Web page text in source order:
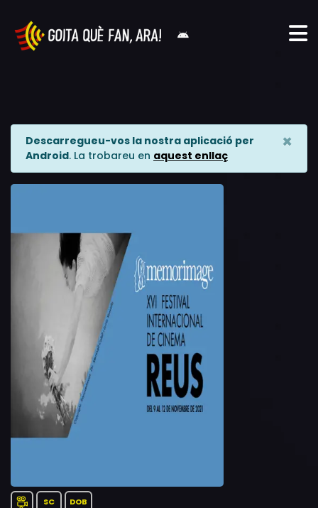
Descarregueu-vos la nostra aplicació per
Android. La trobareu en aquest enllaç
×
SC DOB